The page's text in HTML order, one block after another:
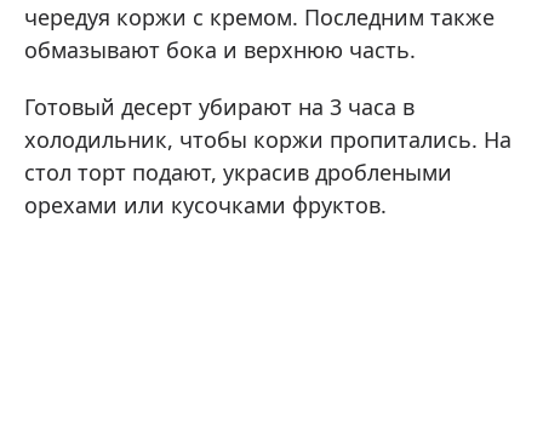
чередуя коржи с кремом. Последним также
обмазывают бока и верхнюю часть.
Готовый десерт убирают на 3 часа в
холодильник, чтобы коржи пропитались. На
стол торт подают, украсив дроблеными
орехами или кусочками фруктов.